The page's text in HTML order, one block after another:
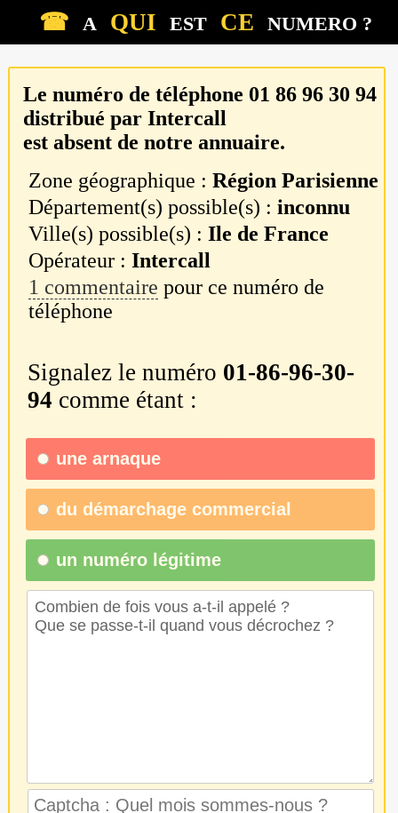
☎ A QUI EST CE NUMERO ?
Le numéro de téléphone 01 86 96 30 94
distribué par Intercall
est absent de notre annuaire.
Zone géographique :Région Parisienne
Département(s) possible(s) :inconnu
Ville(s) possible(s) :Ile de France
Opérateur :Intercall
1 commentaire pour ce numéro de
téléphone
Signalez le numéro 01-86-96-30-
94 comme étant :
une arnaque
du démarchage commercial
un numéro légitime